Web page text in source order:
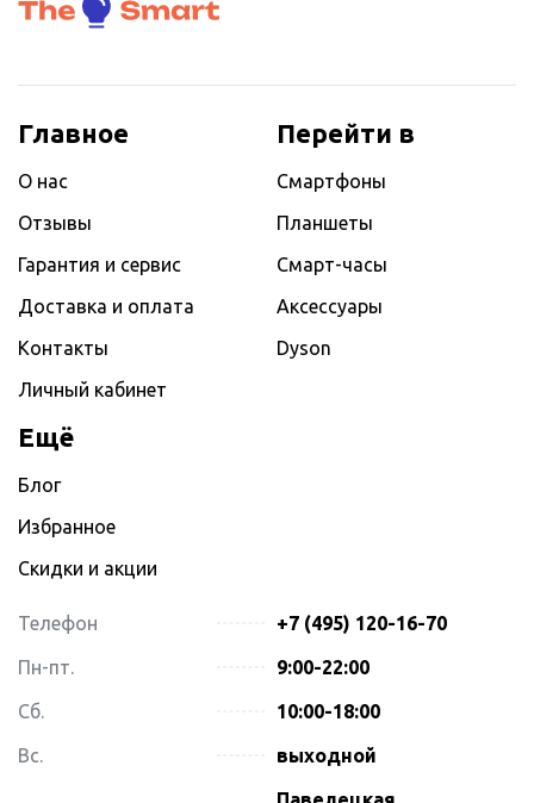
Главное
О нас
Отзывы
Гарантия и сервис
Доставка и оплата
Контакты
Личный кабинет
Перейти в
Смартфоны
Планшеты
Смарт-часы
Аксессуары
Dyson
Ещё
Блог
Избранное
Скидки и акции
Телефон +7 (495) 120-16-70
Пн-пт. 9:00-22:00
Сб. 10:00-18:00
Вс. выходной